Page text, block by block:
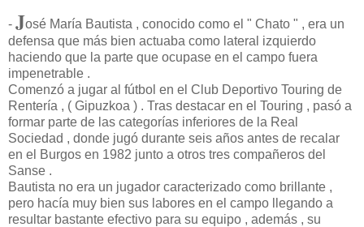
- José María Bautista , conocido como el " Chato " , era un
defensa que más bien actuaba como lateral izquierdo
haciendo que la parte que ocupase en el campo fuera
impenetrable .
Comenzó a jugar al fútbol en el Club Deportivo Touring de
Rentería , ( Gipuzkoa ) . Tras destacar en el Touring , pasó a
formar parte de las categorías inferiores de la Real
Sociedad , donde jugó durante seis años antes de recalar
en el Burgos en 1982 junto a otros tres compañeros del
Sanse .
Bautista no era un jugador caracterizado como brillante ,
pero hacía muy bien sus labores en el campo llegando a
resultar bastante efectivo para su equipo , además , su